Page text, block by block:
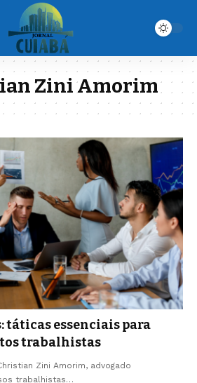
Zini Amorim
táticas essenciais para
trabalhistas
Zini Amorim, advogado
trabalhistas…